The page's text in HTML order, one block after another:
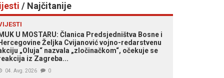
/ Najčitanije
U MOSTARU: Članica Predsjedništva Bosne i
Željka Cvijanović vojno-redarstvenu
„Oluja“ nazvala „zločinačkom“, očekuje se
iz Zagreba...
04. Avg. 2026 0